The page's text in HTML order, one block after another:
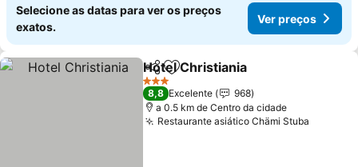
Selecione as datas para ver os preços
exatos.
Ver preços
PartilharAdicionar aos favoritos
Hotel Christiania
3 Estrelas
8,8 Excelente
968
a 0.5 km de Centro da cidade
Restaurante asiático Chämi Stuba